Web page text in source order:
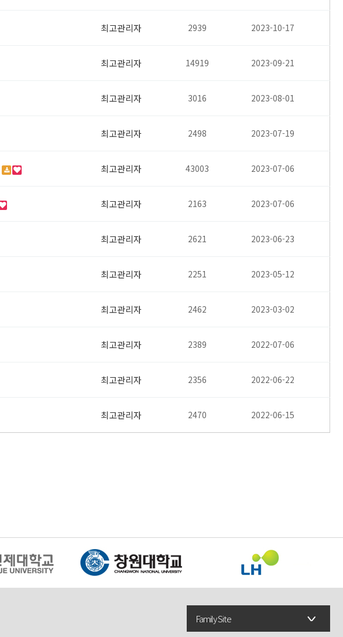
최고관리자 2939 2023-10-17
최고관리자 14919 2023-09-21
최고관리자 3016 2023-08-01
최고관리자 2498 2023-07-19
최고관리자 43003 2023-07-06
최고관리자 2163 2023-07-06
최고관리자 2621 2023-06-23
최고관리자 2251 2023-05-12
최고관리자 2462 2023-03-02
최고관리자 2389 2022-07-06
최고관리자 2356 2022-06-22
최고관리자 2470 2022-06-15
Family Site